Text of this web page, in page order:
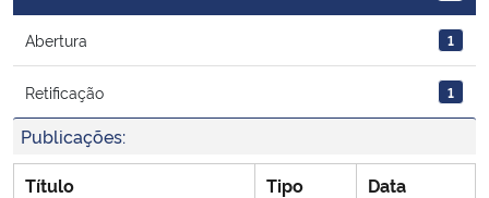
Ministério da Ciência, Tecnologia, Inovações e Comunicações
Ministério do Meio Ambiente
Ministério do Turismo
Abertura 1
Retificação 1
Publicações:
Título Tipo
Data